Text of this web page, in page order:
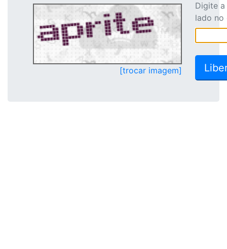
[trocar imagem]
Digite
lado no